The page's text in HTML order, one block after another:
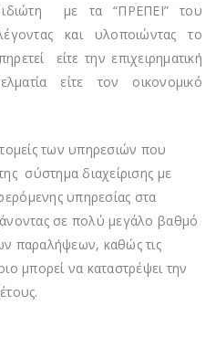
με τα “ΠΡΕΠΕΙ” του
και υλοποιώντας το
είτε την επιχειρηματική
είτε τον οικονομικό
των υπηρεσιών που
σύστημα διαχείρισης με
υπηρεσίας στα
σε πολύ μεγάλο βαθμό
παραλήψεων, καθώς τις
μπορεί να καταστρέψει την